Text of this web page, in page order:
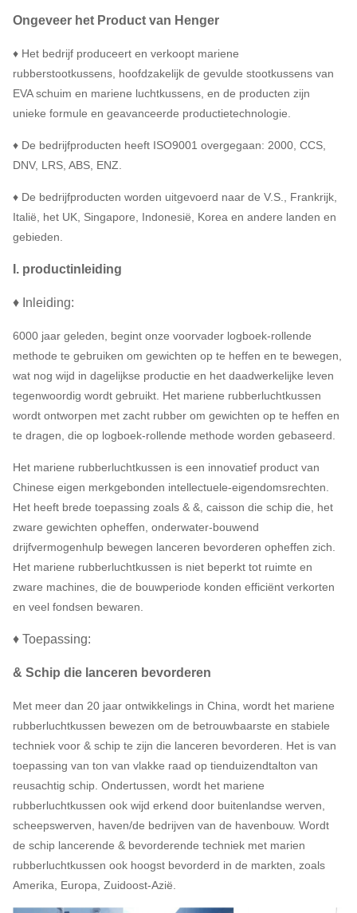
Ongeveer het Product van Henger
♦ Het bedrijf produceert en verkoopt mariene
rubberstootkussens, hoofdzakelijk de gevulde stootkussens van
EVA schuim en mariene luchtkussens, en de producten zijn
unieke formule en geavanceerde productietechnologie.
♦ De bedrijfproducten heeft ISO9001 overgegaan: 2000, CCS,
DNV, LRS, ABS, ENZ.
♦ De bedrijfproducten worden uitgevoerd naar de V.S., Frankrijk,
Italië, het UK, Singapore, Indonesië, Korea en andere landen en
gebieden.
I. productinleiding
♦ Inleiding:
6000 jaar geleden, begint onze voorvader logboek-rollende
methode te gebruiken om gewichten op te heffen en te bewegen,
wat nog wijd in dagelijkse productie en het daadwerkelijke leven
tegenwoordig wordt gebruikt. Het mariene rubberluchtkussen
wordt ontworpen met zacht rubber om gewichten op te heffen en
te dragen, die op logboek-rollende methode worden gebaseerd.
Het mariene rubberluchtkussen is een innovatief product van
Chinese eigen merkgebonden intellectuele-eigendomsrechten.
Het heeft brede toepassing zoals & &, caisson die schip die, het
zware gewichten opheffen, onderwater-bouwend
drijfvermogenhulp bewegen lanceren bevorderen opheffen zich.
Het mariene rubberluchtkussen is niet beperkt tot ruimte en
zware machines, die de bouwperiode konden efficiënt verkorten
en veel fondsen bewaren.
♦ Toepassing:
& Schip die lanceren bevorderen
Met meer dan 20 jaar ontwikkelings in China, wordt het mariene
rubberluchtkussen bewezen om de betrouwbaarste en stabiele
techniek voor & schip te zijn die lanceren bevorderen. Het is van
toepassing van ton van vlakke raad op tienduizendtalton van
reusachtig schip. Ondertussen, wordt het mariene
rubberluchtkussen ook wijd erkend door buitenlandse werven,
scheepswerven, haven/de bedrijven van de havenbouw. Wordt
de schip lancerende & bevorderende techniek met marien
rubberluchtkussen ook hoogst bevorderd in de markten, zoals
Amerika, Europa, Zuidoost-Azië.